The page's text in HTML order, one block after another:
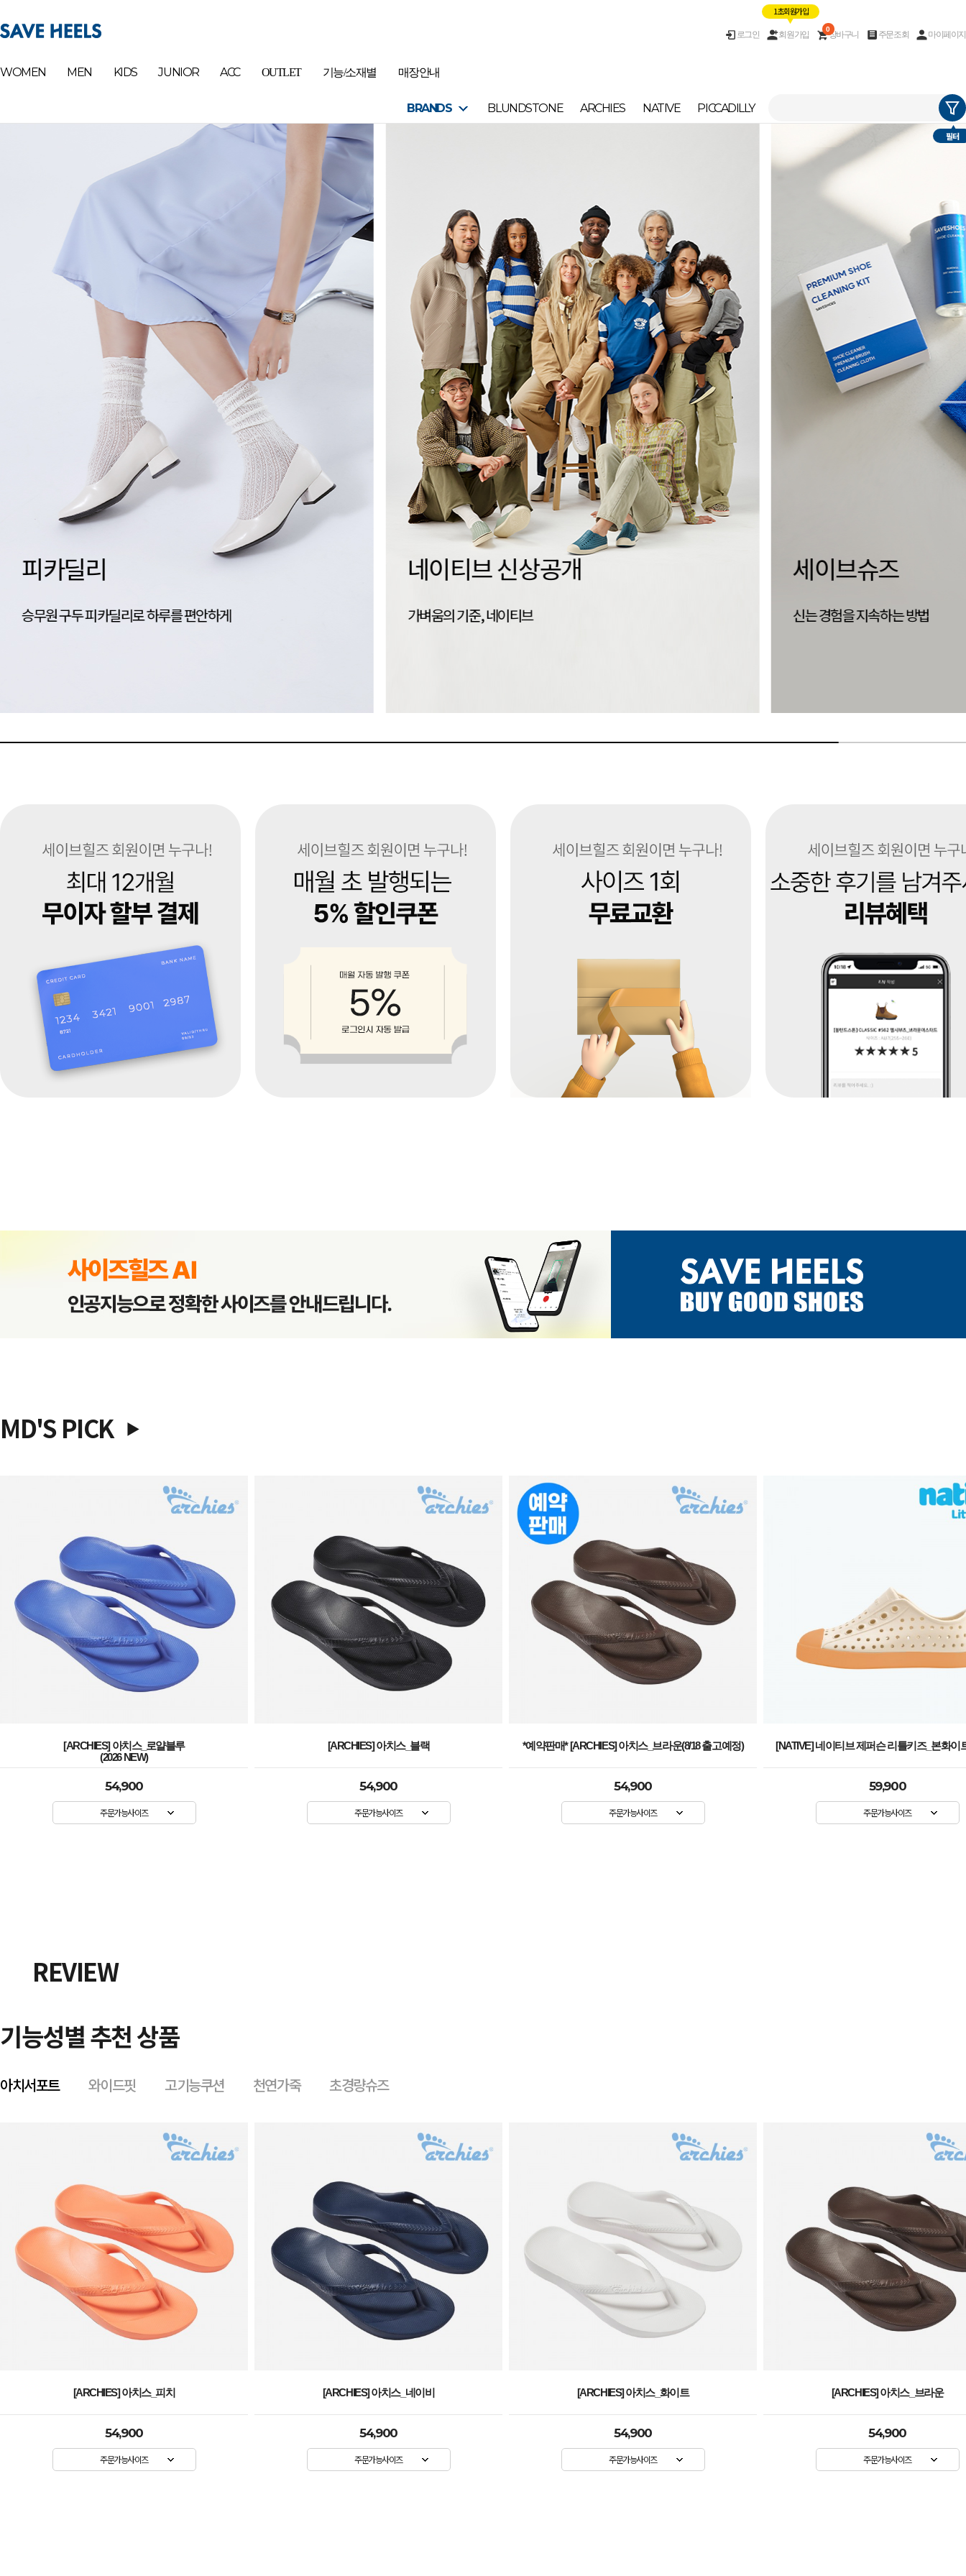
로그인 회원가입
1초 회원가입
장바구니
0
주문조회 마이페이지
WOMEN MEN KIDS JUNIOR ACC OUTLET 기능/소재별 매장안내
BRANDS BLUNDSTONE ARCHIES NATIVE PICCADILLY
필터
네이티브 신상공개
가벼움의 기준, 네이티브
세이브슈즈
신는 경험을 지속하는 방법
양말 없이,
MD'S PICK ▶
[ARCHIES] 아치스_로얄블루
(2026 NEW)
54,900
주문가능사이즈
[ARCHIES] 아치스_블랙
54,900
주문가능사이즈
*예약판매* [ARCHIES] 아치스_브라운(8/18 출고예정)
54,900
주문가능사이즈
[NATIVE] 네이티브 제퍼슨 리틀키즈_본화이
59,900
주문가능사이즈
REVIEW
기능성별 추천 상품
아치서포트 와이드핏 고기능쿠션 천연가죽 초경량슈즈
[ARCHIES] 아치스_네이비
54,900
주문가능사이즈
[ARCHIES] 아치스_화이트
54,900
주문가능사이즈
[ARCHIES] 아치스_브라운
54,900
주문가능사이즈
[ARCHIES] 아치스_핫핑크
54,900
주문가능사이즈